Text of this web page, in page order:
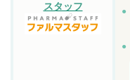
スタッフ